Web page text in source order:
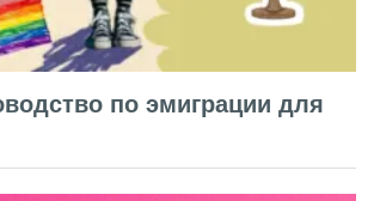
по эмиграции для